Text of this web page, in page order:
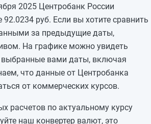
94,6657
+0,2811
94,3846
-0,199
94,5836
—
94,5836
—
94,5836
+2,5001
92,0835
+0,3576
91,7259
-0,9558
2025 Центробанк России
92.0234 руб. Если вы хотите сравнить
за предыдущие даты,
На графике можно увидеть
выбранные вами даты, включая
что данные от Центробанка
от коммерческих курсов.
расчетов по актуальному курсу
наш конвертер валют, это